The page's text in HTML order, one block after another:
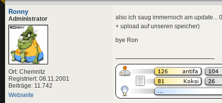
Ronny
Administrator
Ort: Chemnitz
Registriert: 08.11.2001
Beiträge: 11.742
Webseite
also ich saug immernoch am update...
+ upload auf unseren speicher)
bye Ron